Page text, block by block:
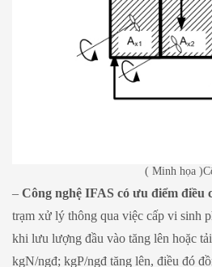
( Minh họa
– Công nghệ IFAS có ưu điểm điều
trạm xử lý thông qua việc cấp vi sinh
khi lưu lượng đầu vào tăng lên hoặc
kgN/ngđ; kgP/ngđ tăng lên, điều đó